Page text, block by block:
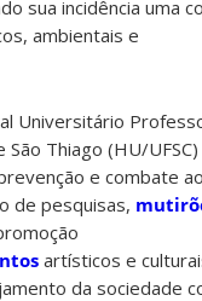
sua incidência uma
ambientais e
Universitário
São Thiago (HU/
e combate
de pesquisas,
artísticos e
da sociedade